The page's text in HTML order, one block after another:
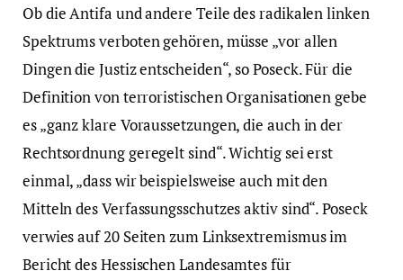
Ob die Antifa und andere Teile des radikalen linken
Spektrums verboten gehören, müsse „vor allen
Dingen die Justiz entscheiden“, so Poseck. Für die
Definition von terroristischen Organisationen gebe
es „ganz klare Voraussetzungen, die auch in der
Rechtsordnung geregelt sind“. Wichtig sei erst
einmal, „dass wir beispielsweise auch mit den
Mitteln des Verfassungsschutzes aktiv sind“. Poseck
verwies auf 20 Seiten zum Linksextremismus im
Bericht des Hessischen Landesamtes für